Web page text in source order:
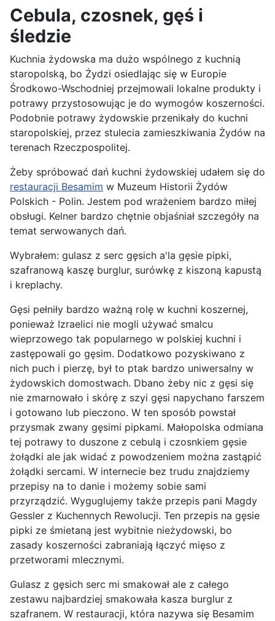
Cebula, czosnek, gęś i
śledzie
Kuchnia żydowska ma dużo wspólnego z kuchnią
staropolską, bo Żydzi osiedlając się w Europie
Środkowo-Wschodniej przejmowali lokalne produkty i
potrawy przystosowując je do wymogów koszerności.
Podobnie potrawy żydowskie przenikały do kuchni
staropolskiej, przez stulecia zamieszkiwania Żydów na
terenach Rzeczpospolitej.
Żeby spróbować dań kuchni żydowskiej udałem się do
restauracji Besamim w Muzeum Historii Żydów
Polskich - Polin. Jestem pod wrażeniem bardzo miłej
obsługi. Kelner bardzo chętnie objaśniał szczegóły na
temat serwowanych dań.
Wybrałem: gulasz z serc gęsich a'la gęsie pipki,
szafranową kaszę burglur, surówkę z kiszoną kapustą
i kreplachy.
Gęsi pełniły bardzo ważną rolę w kuchni koszernej,
ponieważ Izraelici nie mogli używać smalcu
wieprzowego tak popularnego w polskiej kuchni i
zastępowali go gęsim. Dodatkowo pozyskiwano z
nich puch i pierzę, był to ptak bardzo uniwersalny w
żydowskich domostwach. Dbano żeby nic z gęsi się
nie zmarnowało i skórę z szyi gęsi napychano farszem
i gotowano lub pieczono. W ten sposób powstał
przysmak zwany gęsimi pipkami. Małopolska odmiana
tej potrawy to duszone z cebulą i czosnkiem gęsie
żołądki ale jak widać z powodzeniem można zastąpić
żołądki sercami. W internecie bez trudu znajdziemy
przepisy na to danie i możemy sobie sami
przyrządzić. Wyguglujemy także przepis pani Magdy
Gessler z Kuchennych Rewolucji. Ten przepis na gęsie
pipki ze śmietaną jest wybitnie nieżydowski, bo
zasady koszerności zabraniają łączyć mięso z
przetworami mlecznymi.
Gulasz z gęsich serc mi smakował ale z całego
zestawu najbardziej smakowała kasza burglur z
szafranem. W restauracji, która nazywa się Besamim